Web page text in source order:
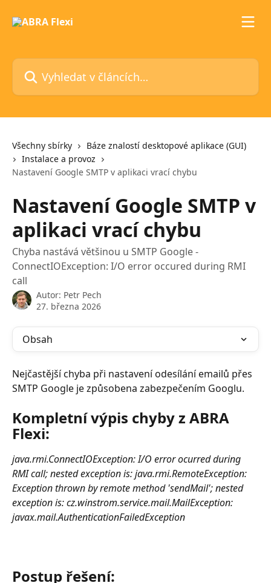
Vyhledat v článcích…
Všechny sbírky
Báze znalostí desktopové aplikace (GUI)
Instalace a provoz
Nastavení Google SMTP v aplikaci vrací chybu
Nastavení Google SMTP v
aplikaci vrací chybu
Chyba nastává většinou u SMTP Google -
ConnectIOException: I/O error occured during RMI
call
Autor: Petr Pech
27. března 2026
Obsah
Nejčastější chyba při nastavení odesílání emailů přes
SMTP Google je způsobena zabezpečením Googlu.
Kompletní výpis chyby z ABRA
Flexi:
java.rmi.ConnectIOException: I/O error ocurred during
RMI call; nested exception is: java.rmi.RemoteException:
Exception thrown by remote method 'sendMail'; nested
exception is: cz.winstrom.service.mail.MailException:
javax.mail.AuthenticationFailedException
Postup řešení: